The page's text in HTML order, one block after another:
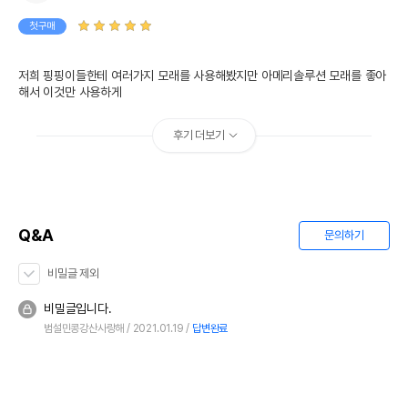
첫구매
저희 핑핑이들한테 여러가지 모래를 사용해봤지만 아메리솔루션 모래를 좋아
해서 이것만 사용하게
후기 더보기
Q&A 문의하기
비밀글 제외
비밀글입니다.
범설민콩강산사랑해 2021.01.19 답변완료